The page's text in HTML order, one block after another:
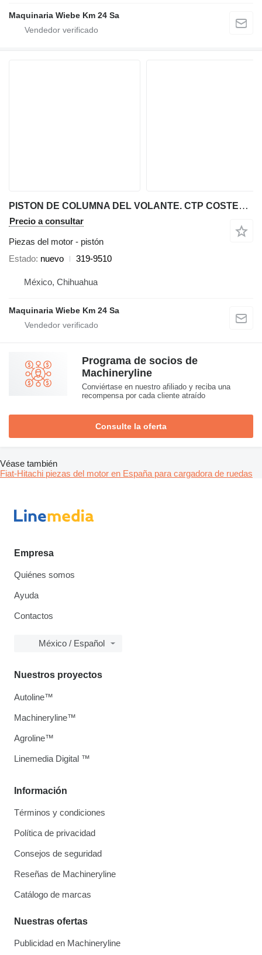
Maquinaria Wiebe Km 24 Sa
PISTON DE COLUMNA DEL VOLANTE. CTP COSTEX 914G,924G,928G 319-9510 pistón para cargadora de ruedas
Precio a consultar
Piezas del motor - pistón
Estado nuevo 319-9510
México, Chihuahua
Maquinaria Wiebe Km 24 Sa
Programa de socios de
Machineryline
Conviértase en nuestro afiliado y reciba una
recompensa por cada cliente atraído
Consulte la oferta
Véase también
Fiat-Hitachi piezas del motor en España para cargadora de ruedas
Empresa
Quiénes somos
Ayuda
Contactos
México / Español
Información
Términos y condiciones
Política de privacidad
Consejos de seguridad
Reseñas de Machineryline
Catálogo de marcas
Nuestras ofertas
Publicidad en Machineryline
Nuestros proyectos
Autoline™
Machineryline™
Agroline™
Linemedia Digital ™